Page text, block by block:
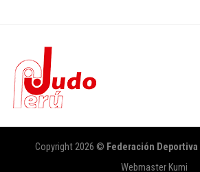
Copyright 2026 © Federación
Webmaster Kumi